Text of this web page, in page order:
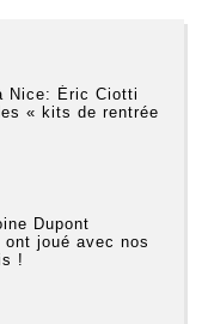
Nice: Éric Ciotti
« kits de rentrée
Dupont
joué avec nos
!